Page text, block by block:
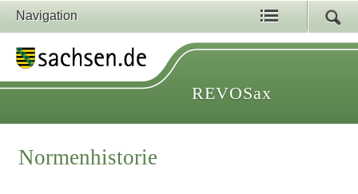
Navigation
REVOSax
Normenhistorie